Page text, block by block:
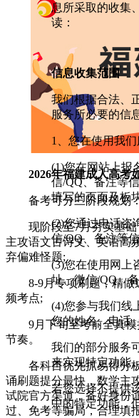
2026年福建成人高考
备考可分三阶段规划
现阶段至7月夯实基础
主攻语文古诗文、英语高
弃偏难怪题;
8-9月专项刷题，精做
频考点;
9月下旬至考前全真模
节奏。
各科目优先抓易得分板
诵刷题提分最快，数学主
试院官方渠道，备好身份
过、免考等骗局，合理填
息所采取的收集
读：
信息收集范围
我们根据合法、
服务所必要的信
1、您在使用我
(1)您在网站上报
信/QQ、备注等
填写的页面及板
(2)您通过电话咨
信/QQ、备注等
(3)您在使用网上
址、微信/QQ、
(4)您参与我们线
您的姓名、电话
我们的部分服务
来实现特定功能
若您选择不提供
中的特定功能，